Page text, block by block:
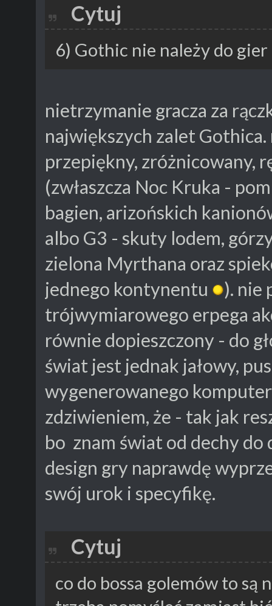
Cytuj
6) Gothic nie należy do
nietrzymanie gracza za
największych zalet
przepiękny, zróżnicowany,
(zwłaszcza Noc Kruka -
bagien, arizońskich
albo G3 - skuty lodem,
zielona Myrthana oraz
jednego kontynentu
). nie
trójwymiarowego erpega
równie dopieszczony - do
świat jest jednak jałowy,
wygenerowanego
zdziwieniem, że - tak jak
bo znam świat od dechy do
design gry naprawdę
swój urok i specyfikę.
Cytuj
co do bossa golemów to są